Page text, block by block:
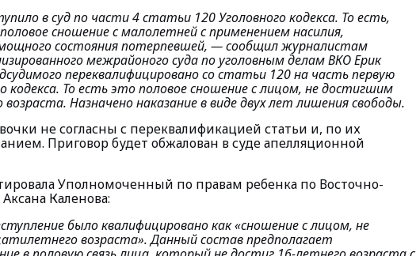
в суд по части 4 статьи 120 Уголовного кодекса. То есть,
сношение с малолетней с применением насилия,
состояния потерпевшей, —сообщил журналистам
межрайоного суда по уголовным делам ВКО Ерик
переквалифицировано со статьи 120 на часть первую
кодекса. То есть это половое сношение с лицом, не достигшим
Назначено наказание в виде двух лет лишения свободы.
не согласны с переквалификацией статьи и, по их
Приговор будет обжалован в суде апелляционной
Уполномоченный по правам ребенка по Восточно-
Каленова:
было квалифицировано как «сношение с лицом, не
возраста». Данный состав предполагает